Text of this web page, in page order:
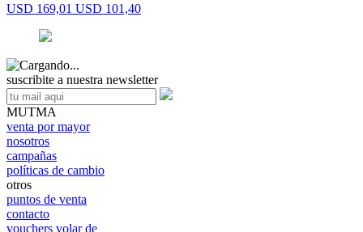
USD 169,01 USD 101,40
suscribite a nuestra newsletter
MUTMA
venta por mayor
nosotros
campañas
políticas de cambio
otros
puntos de venta
contacto
vouchers volar de